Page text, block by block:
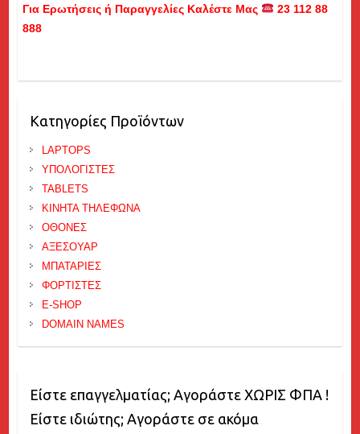
Για Ερωτήσεις ή Παραγγελίες Καλέστε Μας
23 112 88
888
Κατηγορίες Προϊόντων
LAPTOPS
ΥΠΟΛΟΓΙΣΤΕΣ
TABLETS
ΚΙΝΗΤΑ ΤΗΛΕΦΩΝΑ
ΟΘΟΝΕΣ
ΑΞΕΣΟΥΑΡ
ΜΠΑΤΑΡΙΕΣ
ΦΟΡΤΙΣΤΕΣ
E-SHOP
DOMAIN NAMES
Είστε επαγγελματίας; Αγοράστε ΧΩΡΙΣ ΦΠΑ !
Είστε ιδιώτης; Αγοράστε σε ακόμα